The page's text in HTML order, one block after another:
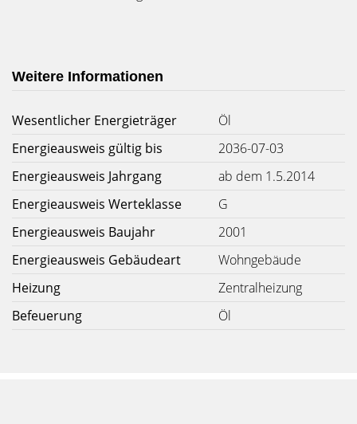
Weitere Informationen
Wesentlicher Energieträger
Öl
Energieausweis gültig bis
2036-07-03
Energieausweis Jahrgang
ab dem 1.5.2014
Energieausweis Werteklasse
G
Energieausweis Baujahr
2001
Energieausweis Gebäudeart
Wohngebäude
Heizung
Zentralheizung
Befeuerung
Öl